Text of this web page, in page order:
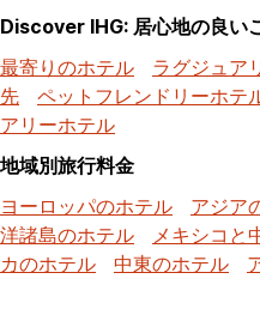
Discover IHG: 居心地の良い
最寄りのホテル
ラグジュア
先
ペットフレンドリーホテ
アリーホテル
地域別旅行料金
ヨーロッパのホテル
アジア
洋諸島のホテル
メキシコと
カのホテル
中東のホテル